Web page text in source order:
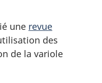
une revue
des
de la variole